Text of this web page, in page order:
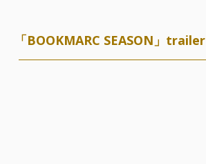
「BOOKMARC SEASON」trailer